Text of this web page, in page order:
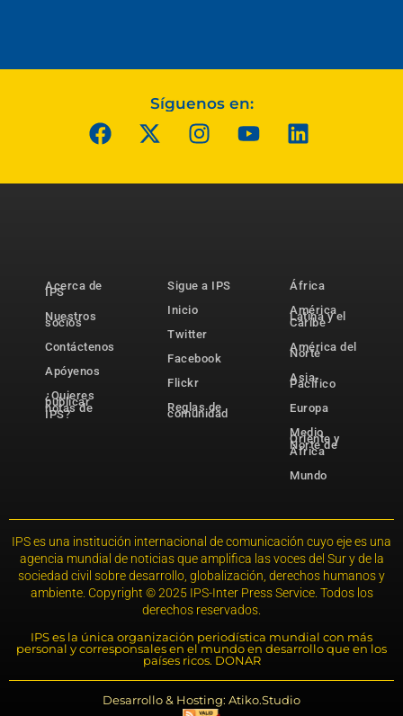
Síguenos en:
Acerca de
IPS
Nuestros
socios
Contáctenos
Apóyenos
¿Quieres
publicar
notas de
IPS?
Sigue a IPS
Inicio
Twitter
Facebook
Flickr
Reglas de
comunidad
África
América
Latina y el
Caribe
América del
Norte
Asia-
Pacífico
Europa
Medio
Oriente y
Norte de
África
Mundo
IPS es una institución internacional de comunicación cuyo eje es una
agencia mundial de noticias que amplifica las voces del Sur y de la
sociedad civil sobre desarrollo, globalización, derechos humanos y
ambiente. Copyright © 2025 IPS-Inter Press Service. Todos los
derechos reservados.
IPS es la única organización periodística mundial con más
personal y corresponsales en el mundo en desarrollo que en los
países ricos. DONAR
Desarrollo & Hosting: Atiko.Studio